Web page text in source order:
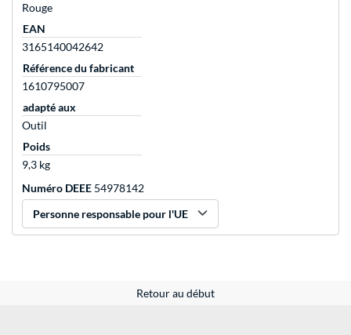
Rouge
EAN
3165140042642
Référence du fabricant
1610795007
adapté aux
Outil
Poids
9,3 kg
Numéro DEEE 54978142
Personne responsable pour l'UE
Retour au début